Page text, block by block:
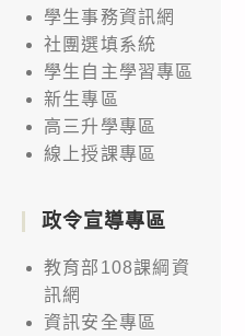
學生事務資訊網
社團選填系統
學生自主學習專區
新生專區
高三升學專區
線上授課專區
政令宣導專區
教育部108課綱資
訊網
資訊安全專區